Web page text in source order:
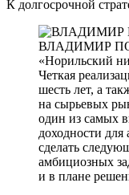
К долгосрочной
ВЛАДИМИР
«Норильский
Четкая
шесть лет, а
на сырьевых
один из самых
доходности
сделать
амбициозных
и в плане